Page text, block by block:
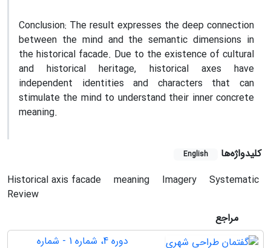
Conclusion: The result expresses the deep connection
between the mind and the semantic dimensions in
the historical facade. Due to the existence of cultural
and historical heritage, historical axes have
independent identities and characters that can
stimulate the mind to understand their inner concrete
meaning.
کلیدواژه‌ها English
Historical axis facade meaning Imagery
Systematic
Review
مراجع
دوره 4، شماره 1 - شماره